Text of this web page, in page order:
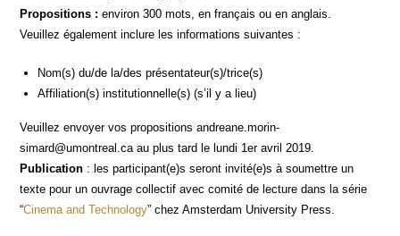
Pro­po­si­tions : envi­ron 300 mots, en fran­çais ou en anglais.
Veuillez éga­le­ment inclure les infor­ma­tions suivantes :
Nom(s) du/de la/des présentateur(s)/trice(s)
Affiliation(s) institutionnelle(s) (s’il y a lieu)
Veuillez envoyer vos pro­po­si­tions andreane.morin-
simard@umontreal.ca au plus tard le lun­di 1er avril 2019.
Publi­ca­tion : les participant(e)s seront invité(e)s à sou­mettre un
texte pour un ouvrage col­lec­tif avec comi­té de lec­ture dans la série
“Cine­ma and Tech­no­lo­gy” chez Amster­dam Uni­ver­si­ty Press.